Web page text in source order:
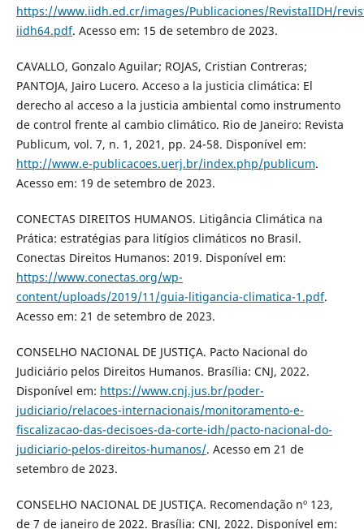
https://www.iidh.ed.cr/images/Publicaciones/RevistaIIDH/
iidh64.pdf. Acesso em: 15 de setembro de 2023.
CAVALLO, Gonzalo Aguilar; ROJAS, Cristian Contreras;
PANTOJA, Jairo Lucero. Acceso a la justicia climática: El
derecho al acceso a la justicia ambiental como instrumento
de control frente al cambio climático. Rio de Janeiro: Revista
Publicum, vol. 7, n. 1, 2021, pp. 24-58. Disponível em:
http://www.e-publicacoes.uerj.br/index.php/publicum.
Acesso em: 19 de setembro de 2023.
CONECTAS DIREITOS HUMANOS. Litigância Climática na
Prática: estratégias para litígios climáticos no Brasil.
Conectas Direitos Humanos: 2019. Disponível em:
https://www.conectas.org/wp-
content/uploads/2019/11/guia-litigancia-climatica-1.pdf.
Acesso em: 21 de setembro de 2023.
CONSELHO NACIONAL DE JUSTIÇA. Pacto Nacional do
Judiciário pelos Direitos Humanos. Brasília: CNJ, 2022.
Disponível em: https://www.cnj.jus.br/poder-
judiciario/relacoes-internacionais/monitoramento-e-
fiscalizacao-das-decisoes-da-corte-idh/pacto-nacional-do-
judiciario-pelos-direitos-humanos/. Acesso em 21 de
setembro de 2023.
CONSELHO NACIONAL DE JUSTIÇA. Recomendação nº 123,
de 7 de janeiro de 2022. Brasília: CNJ, 2022. Disponível em: